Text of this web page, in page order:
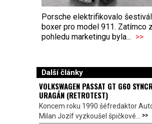
Porsche elektrifikovalo
boxer pro model 911. Zatímco z
pohledu marketingu byla... >>
Další články
VOLKSWAGEN PASSAT GT G60
URAGÁN (RETROTEST)
Koncem roku 1990 šéfredaktor
Milan Jozíf vyzkoušel špičkové... >>